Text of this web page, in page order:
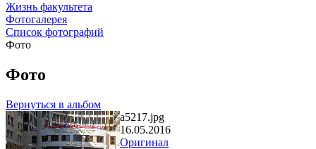
Жизнь факультета
Фотогалерея
Список фотографий
Фото
Фото
Вернуться в альбом
a5217.jpg
16.05.2016
Оригинал